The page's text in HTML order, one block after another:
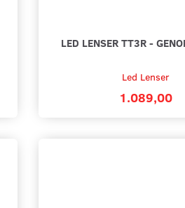
LED LENSER TT3R -
Led Lenser
1.089,00